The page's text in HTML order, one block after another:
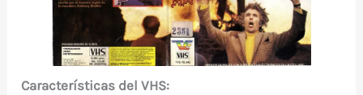
Características del VHS: